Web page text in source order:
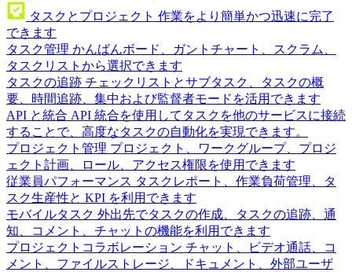
タスクとプロジェクト 作業をより簡単かつ迅速に完了
できます
タスク管理 かんばんボード、ガントチャート、スクラム、
タスクリストから選択できます
タスクの追跡 チェックリストとサブタスク、タスクの概
要、時間追跡、集中および監督者モードを活用できます
API と統合 API 統合を使用してタスクを他のサービスに接続
することで、高度なタスクの自動化を実現できます。
プロジェクト管理 プロジェクト、ワークグループ、プロジ
ェクト計画、ロール、アクセス権限を使用できます
従業員パフォーマンス タスクレポート、作業負荷管理、タ
スク生産性と KPI を利用できます
モバイルタスク 外出先でタスクの作成、タスクの追跡、通
知、コメント、チャットの機能を利用できます
プロジェクトコラボレーション チャット、ビデオ通話、コ
メント、ファイルストレージ、ドキュメント、外部ユーザ